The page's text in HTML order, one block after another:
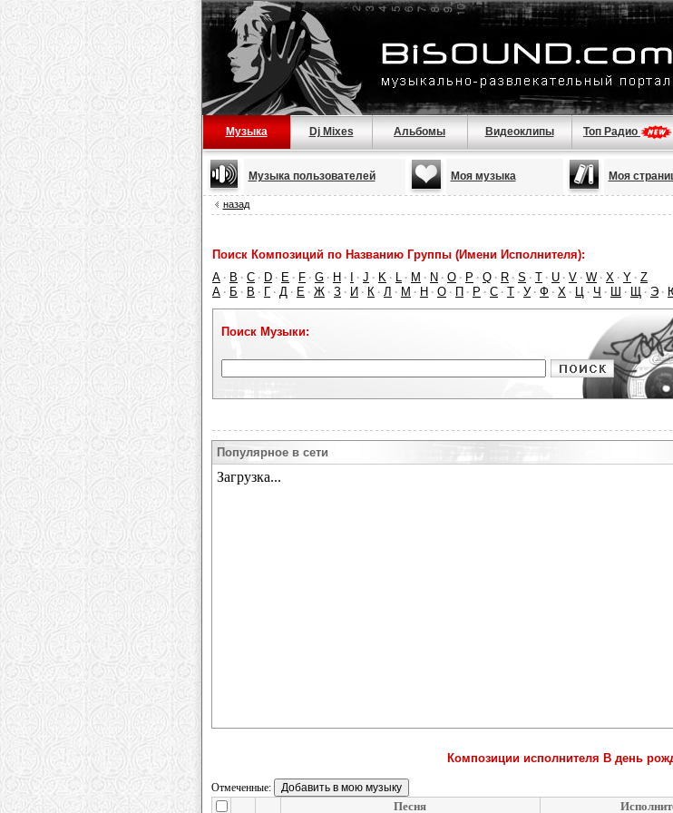
Музыка Dj Mixes Альбомы Видеоклипы Топ Радио
Музыка пользователей Моя музыка Моя
назад
Поиск Композиций по Названию Группы (Имени Исполнителя):
A · B · C · D · E · F · G · H · · J · K · L · M · N · O · P · Q · R · S · T · U · V · W · X · Y · Z
А · Б · В · Г · Д · Е · Ж · З · И · К · Л · М · Н · О · П · Р · С · Т · У · Ф · Х · Ц · Ч · Ш · Щ · Э ·
Поиск Музыки:
Популярное в сети
Композиции исполнителя В день
Отмеченные:
Песня